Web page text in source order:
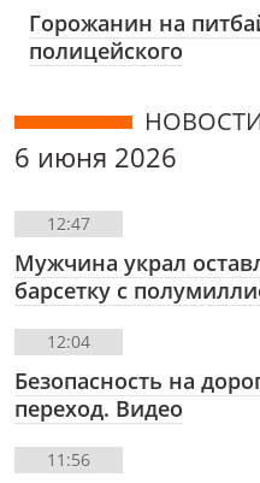
Горожанин на
полицейского
6 июня 2026
12:47
Мужчина украл
барсетку с
12:04
Безопасность на
переход. Видео
11:56